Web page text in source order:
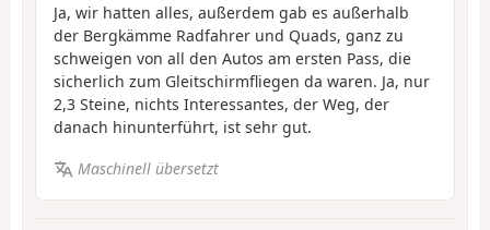
Ja, wir hatten alles, außerdem gab es außerhalb
der Bergkämme Radfahrer und Quads, ganz zu
schweigen von all den Autos am ersten Pass, die
sicherlich zum Gleitschirmfliegen da waren. Ja, nur
2,3 Steine, nichts Interessantes, der Weg, der
danach hinunterführt, ist sehr gut.
Maschinell übersetzt